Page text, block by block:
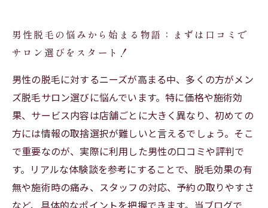
ロンのサービス比較ポイント
納得のサロン選びで脱毛完了までの成功ストー
リーを描こう！
男性脱毛で失敗しないためのワンポイントアド
バイスと最新トレンド
これから始めるあなたへ！口コミで選ぶ格安メ
ンズ脱毛サロン総まとめ
男性脱毛の悩みから始まる物語：まずは口コミで
サロン選びをスタート！
男性の脱毛に対するニーズが高まる中、多くの方がメン
ズ脱毛サロン選びに悩んでいます。特に価格や施術効
果、サービス内容は店舗ごとに大きく異なり、初めての
方には情報の取捨選択が難しいと言えるでしょう。そこ
で重要なのが、実際に利用した男性の口コミや評判で
す。リアルな体験談を参考にすることで、脱毛効果の有
無や施術時の痛み、スタッフの対応、予約の取りやすさ
など、具体的なポイントを把握できます。当ブログで